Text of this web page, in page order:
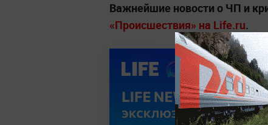
Важнейшие новости о ЧП и
«Происшествия» на Life.ru.